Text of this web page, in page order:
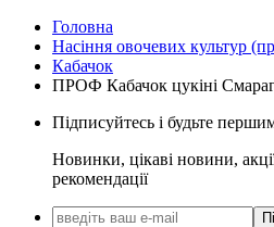
Головна
Насіння овочевих культур
Кабачок
ПРОФ Кабачок цукіні
Підписуйтесь і будьте
Новинки, цікаві новини,
рекомендації